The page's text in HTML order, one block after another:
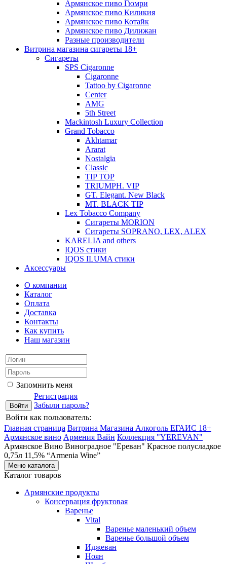
Армянское пиво Гюмри
Армянское пиво Киликия
Армянское пиво Котайк
Армянское пиво Дилижан
Разные производители
Витрина магазина сигареты 18+
Cигареты
SPS Cigaronne
Сigaronne
Tattoo by Cigaronne
Center
AMG
5th Street
Mackintosh Luxury Collection
Grand Tobacco
Akhtamar
Ararat
Nostalgia
Classic
TIP TOP
TRIUMPH. VIP
GT. Elegant. New Black
MT. BLACK TIP
Lex Tobacco Company
Сигареты MORION
Сигареты SOPRANO, LEX, ALEX
KARELIA and others
IQOS стики
IQOS ILUMA стики
Аксессуары
О компании
Каталог
Оплата
Доставка
Контакты
Как купить
Наш магазин
Запомнить меня
Регистрация
Забыли пароль?
Войти как пользователь:
Главная страница Витрина Магазина Алкоголь ЕГАИС 18+
Армянское вино Армения Вайн Коллекция "YEREVAN"
Армянское Вино Виноградное "Ереван" Красное полусладкое
0,75л 11,5% “Armenia Wine”
Меню каталога
Каталог товаров
Армянские продукты
Консервация фруктовая
Варенье
Vital
Варенье маленький объем
Варенье большой объем
Иджеван
Ноян